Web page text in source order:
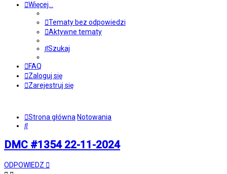
Więcej…
Tematy bez odpowiedzi
Aktywne tematy
Szukaj
FAQ
Zaloguj się
Zarejestruj się
Strona główna Notowania
Szukaj
DMC #1354 22-11-2024
ODPOWIEDZ